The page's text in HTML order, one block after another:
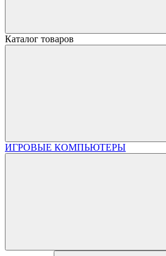
Каталог товаров
ИГРОВЫЕ КОМПЬЮТЕРЫ